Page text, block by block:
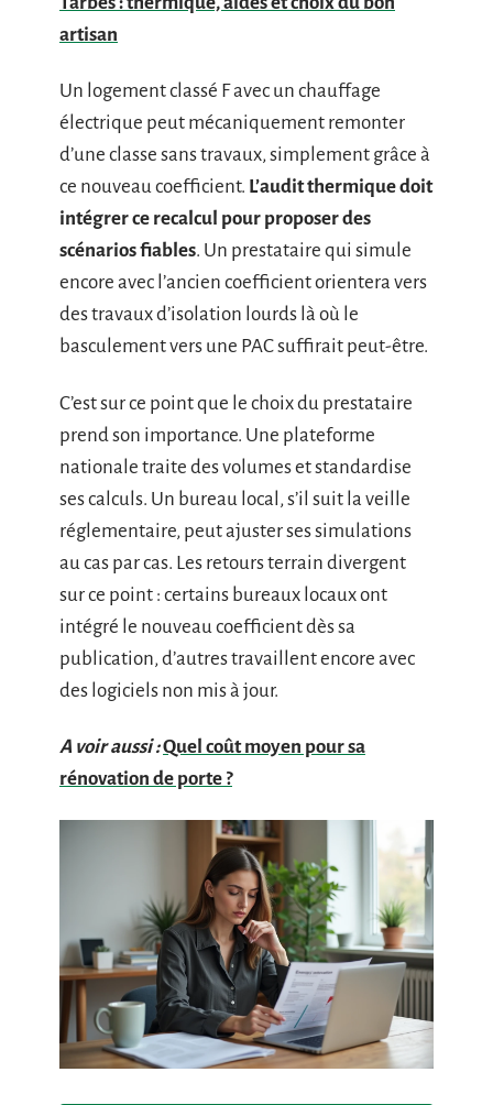
artisan
Un logement classé F avec un chauffage
électrique peut mécaniquement remonter
d’une classe sans travaux, simplement grâce à
ce nouveau coefficient. L’audit thermique doit
intégrer ce recalcul pour proposer des
scénarios fiables. Un prestataire qui simule
encore avec l’ancien coefficient orientera vers
des travaux d’isolation lourds là où le
basculement vers une PAC suffirait peut-être.
C’est sur ce point que le choix du prestataire
prend son importance. Une plateforme
nationale traite des volumes et standardise
ses calculs. Un bureau local, s’il suit la veille
réglementaire, peut ajuster ses simulations
au cas par cas. Les retours terrain divergent
sur ce point : certains bureaux locaux ont
intégré le nouveau coefficient dès sa
publication, d’autres travaillent encore avec
des logiciels non mis à jour.
A voir aussi :Quel coût moyen pour sa
rénovation de porte ?